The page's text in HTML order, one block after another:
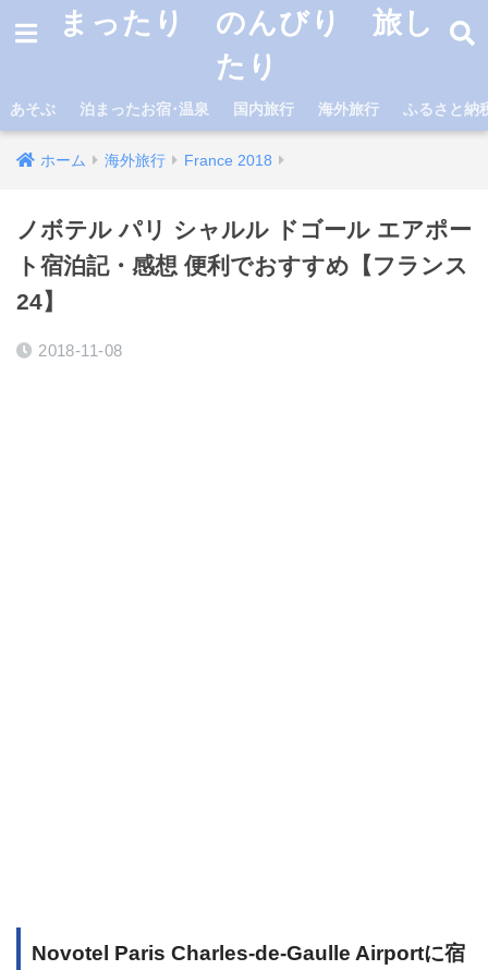
まったり のんびり 旅し
たり
あそぶ 泊まったお宿･温泉 国内旅行 海外旅行 ふるさと納
ホーム 海外旅行 France 2018
ノボテル パリ シャルル ドゴール エアポー
ト宿泊記・感想 便利でおすすめ【フランス
24】
2018-11-08
Novotel Paris Charles-de-Gaulle Airportに宿